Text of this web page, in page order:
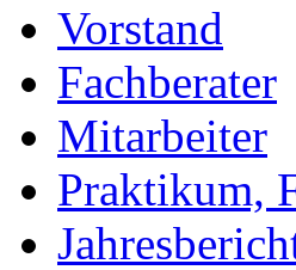
Vorstand
Fachberater
Mitarbeiter
Praktikum,